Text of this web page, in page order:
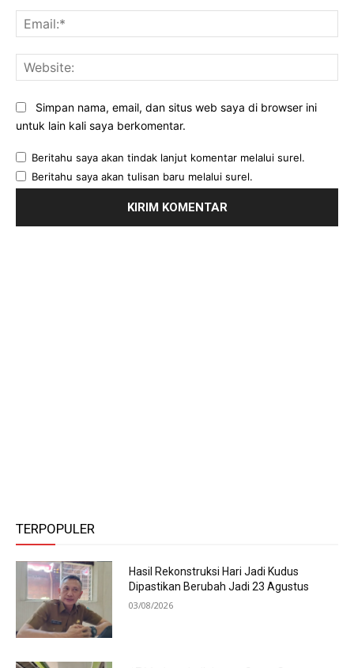
Simpan nama, email, dan situs web saya di browser ini
untuk lain kali saya berkomentar.
Beritahu saya akan tindak lanjut komentar melalui surel.
Beritahu saya akan tulisan baru melalui surel.
TERPOPULER
Hasil Rekonstruksi Hari Jadi Kudus
Dipastikan Berubah Jadi 23 Agustus
03/08/2026